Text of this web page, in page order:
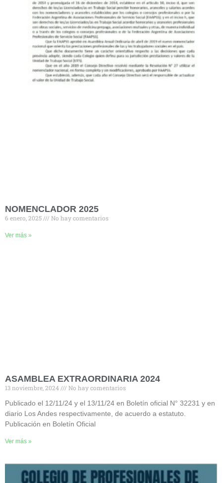
NOMENCLADOR 2025
6 enero, 2025 No hay comentarios
Ver más »
ASAMBLEA EXTRAORDINARIA 2024
13 noviembre, 2024
No hay comentarios
Publicado el 12/11/24 y el 13/11/24 en Boletín oficial N° 32231 y en
diario Los Andes respectivamente, de acuerdo a estatuto.
Publicación en Boletín Oficial
Ver más »